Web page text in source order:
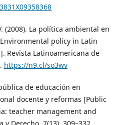
(2008). La política ambiental en
policy in Latin
Revista Latinoamericana de
https://n9.cl/so3wv
de educación en
docente y reformas [Public
teacher management and
Derecho, 7(13), 309–332.